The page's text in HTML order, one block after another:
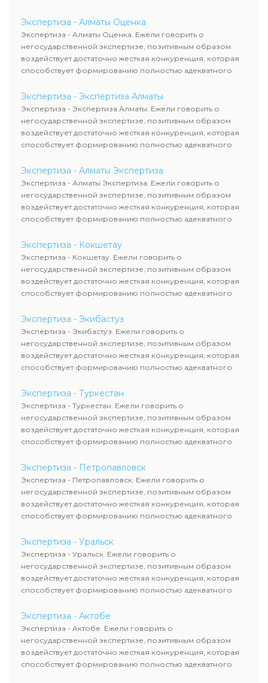
Экспертиза - Алматы Оценка
Экспертиза - Алматы Оценка. Ежели говорить о
негосударственной экспертизе, позитивным образом
воздействует достаточно жесткая конкуренция, которая
способствует формированию полностью адекватного
Экспертиза - Экспертиза Алматы
Экспертиза - Экспертиза Алматы. Ежели говорить о
негосударственной экспертизе, позитивным образом
воздействует достаточно жесткая конкуренция, которая
способствует формированию полностью адекватного
Экспертиза - Алматы Экспертиза
Экспертиза - Алматы Экспертиза. Ежели говорить о
негосударственной экспертизе, позитивным образом
воздействует достаточно жесткая конкуренция, которая
способствует формированию полностью адекватного
Экспертиза - Кокшетау
Экспертиза - Кокшетау. Ежели говорить о
негосударственной экспертизе, позитивным образом
воздействует достаточно жесткая конкуренция, которая
способствует формированию полностью адекватного
Экспертиза - Экибастуз
Экспертиза - Экибастуз. Ежели говорить о
негосударственной экспертизе, позитивным образом
воздействует достаточно жесткая конкуренция, которая
способствует формированию полностью адекватного
Экспертиза - Туркестан
Экспертиза - Туркестан. Ежели говорить о
негосударственной экспертизе, позитивным образом
воздействует достаточно жесткая конкуренция, которая
способствует формированию полностью адекватного
Экспертиза - Петропавловск
Экспертиза - Петропавловск. Ежели говорить о
негосударственной экспертизе, позитивным образом
воздействует достаточно жесткая конкуренция, которая
способствует формированию полностью адекватного
Экспертиза - Уральск
Экспертиза - Уральск. Ежели говорить о
негосударственной экспертизе, позитивным образом
воздействует достаточно жесткая конкуренция, которая
способствует формированию полностью адекватного
Экспертиза - Актобе
Экспертиза - Актобе. Ежели говорить о
негосударственной экспертизе, позитивным образом
воздействует достаточно жесткая конкуренция, которая
способствует формированию полностью адекватного